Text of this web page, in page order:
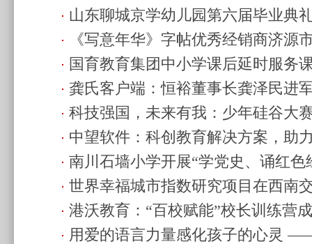
行”系列活动(2022.08.16 21:42)
山东聊城京学幼儿园第六届毕业典
(2022.07.21 15:00)
《写意年华》字帖优秀经销商济源
(2022.07.17 20:45)
国育教育集团中小学课后延时服务
行 (2022.06.02 13:27)
龚氏客户端：恒裕董事长龚泽民进
(2022.03.16 22:26)
科技强国，未来有我：少年硅谷大
官 (2021.08.31 18:22)
中望软件：科创教育解决方案，助
(2021.08.31 18:21)
南川石墙小学开展“学党史、诵红色
(2021.05.07 23:54)
世界幸福城市指数研究项目在西南
(2021.03.24 15:00)
港沃教育：“百校赋能”校长训练营
22:31)
用爱的语言力量感化孩子的心灵